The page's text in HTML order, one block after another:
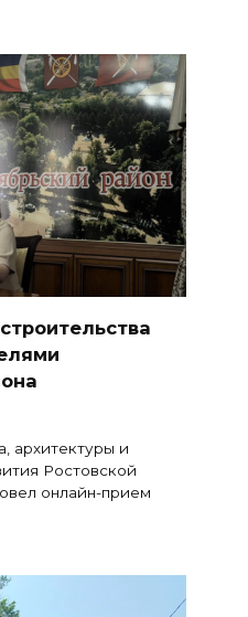
архитектуры и
Ростовской
онлайн-прием